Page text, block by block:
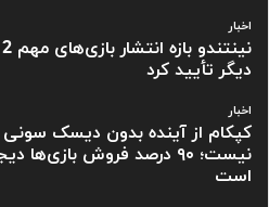
اخبار
دیگر تأیید کرد
اخبار
کپکام از آینده بدون دیسک سونی
نیست؛ ۹۰ درصد فروش
است